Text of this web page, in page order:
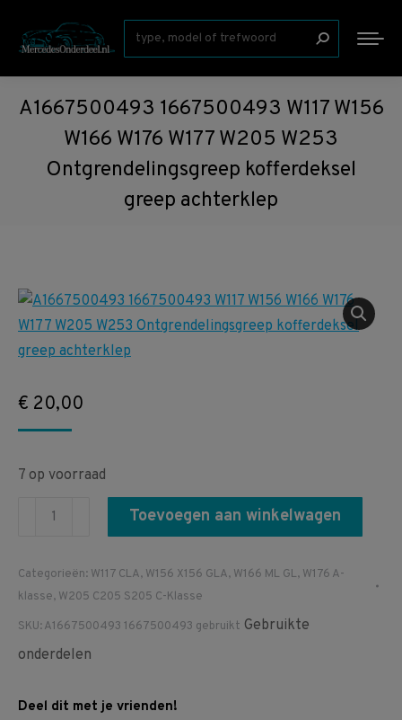
Zoeken:
A1667500493 1667500493 W117 W156
W166 W176 W177 W205 W253
Ontgrendelingsgreep kofferdeksel
greep achterklep
€ 20,00
7 op voorraad
A1667500493
W156
W176
W177
W253
Toevoegen aan winkelwagen
Categorieën: W117 CLA, W156 X156 GLA, W166 ML GL, W176 A-
klasse, W205 C205 S205 C-Klasse
SKU:A1667500493 1667500493 gebruikt Gebruikte
onderdelen
Deel dit met je vrienden!